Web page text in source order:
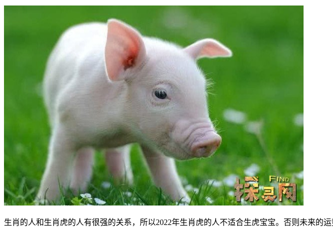
生肖的人和生肖虎的人有很强的关系，所以2022年生肖虎的人不适合生虎宝宝。否则未来的